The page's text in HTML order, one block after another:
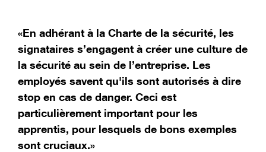
«En adhérant à la Charte de la sécurité, les
signataires s’engagent à créer une culture de
la sécurité au sein de l’entreprise. Les
employés savent qu'ils sont autorisés à dire
stop en cas de danger. Ceci est
particulièrement important pour les
apprentis, pour lesquels de bons exemples
sont cruciaux.»